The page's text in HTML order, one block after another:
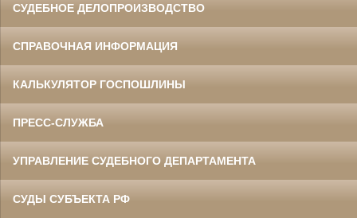
СУДЕБНОЕ ДЕЛОПРОИЗВОДСТВО
СПРАВОЧНАЯ ИНФОРМАЦИЯ
КАЛЬКУЛЯТОР ГОСПОШЛИНЫ
ПРЕСС-СЛУЖБА
УПРАВЛЕНИЕ СУДЕБНОГО ДЕПАРТАМЕНТА
СУДЫ СУБЪЕКТА РФ